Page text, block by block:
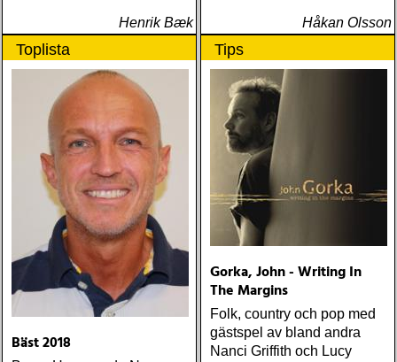
Henrik Bæk Håkan Olsson
Toplista
Bäst 2018
Tips
Gorka, John - Writing In
The Margins
Folk, country och pop med
gästspel av bland andra
Nanci Griffith och Lucy